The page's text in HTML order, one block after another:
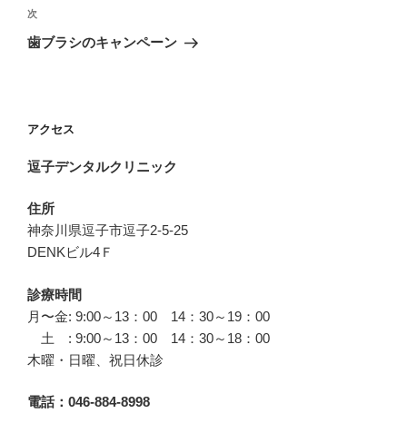
ビ
ゲ
ン
稿
次
の
次
歯ブラシのキャンペーン
アクセス
逗子デンタルクリニック
住所
神奈川県逗子市逗子2-5-25
DENKビル4Ｆ
診療時間
月〜金: 9:00～13：00 14：30～19：00
土 : 9:00～13：00 14：30～18：00
木曜・日曜、祝日休診
電話：046-884-8998